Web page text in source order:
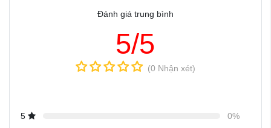
Đánh giá trung bình
5/5
(0 Nhận xét)
5
0%